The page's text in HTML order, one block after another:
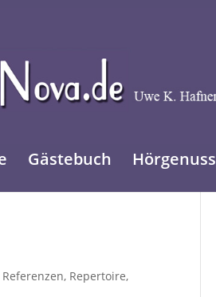
Gästebuch Hörgenuss
Referenzen, Repertoire,